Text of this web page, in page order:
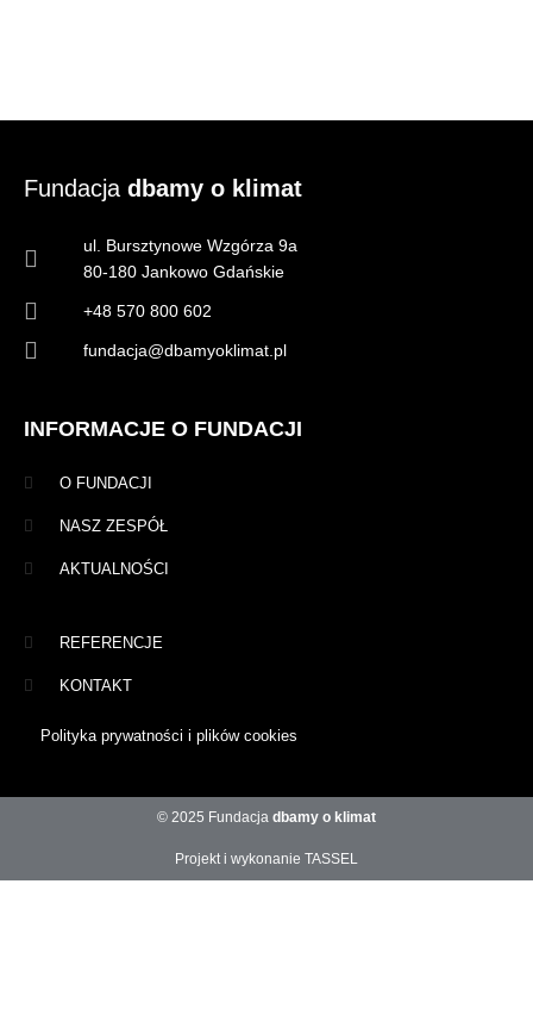
Fundacja dbamy o klimat
ul. Bursztynowe Wzgórza 9a
80-180 Jankowo Gdańskie
+48 570 800 602
fundacja@dbamyoklimat.pl
INFORMACJE O FUNDACJI
O FUNDACJI
NASZ ZESPÓŁ
AKTUALNOŚCI
REFERENCJE
KONTAKT
Polityka prywatności i plików cookies
© 2025 Fundacja dbamy o klimat
Projekt i wykonanie TASSEL